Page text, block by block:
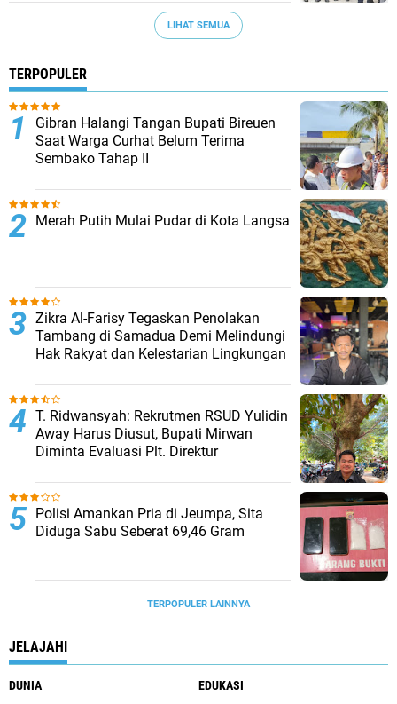
LIHAT SEMUA
TERPOPULER
Gibran Halangi Tangan Bupati Bireuen
Saat Warga Curhat Belum Terima
Sembako Tahap II
Merah Putih Mulai Pudar di Kota Langsa
Zikra Al-Farisy Tegaskan Penolakan
Tambang di Samadua Demi Melindungi
Hak Rakyat dan Kelestarian Lingkungan
T. Ridwansyah: Rekrutmen RSUD Yulidin
Away Harus Diusut, Bupati Mirwan
Diminta Evaluasi Plt. Direktur
Polisi Amankan Pria di Jeumpa, Sita
Diduga Sabu Seberat 69,46 Gram
TERPOPULER LAINNYA
JELAJAHI
DUNIA
EDUKASI